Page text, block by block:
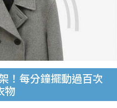
！每分鐘擺動過百次
物